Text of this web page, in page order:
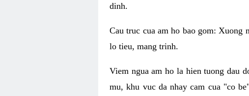
dinh.
Cau truc cua am ho bao gom: Xuong
lo tieu, mang trinh.
Viem ngua am ho la hien tuong dau
mu, khu vuc da nhay cam cua "co